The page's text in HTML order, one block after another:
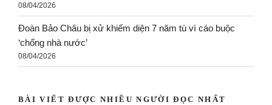
08/04/2026
Đoàn Bảo Châu bị xử khiếm diện 7 năm tù vì cáo buộc
‘chống nhà nước’
08/04/2026
BÀI VIẾT ĐƯỢC NHIỀU NGƯỜI ĐỌC NHẤT